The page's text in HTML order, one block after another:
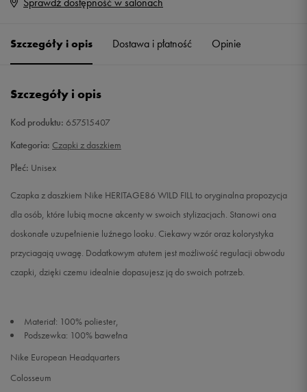
Rozmiary EU
ONE SIZE
Szczegóły i opis Dostawa i płatność Opinie
Szczegóły i opis
Kod produktu: 657515407
Kategoria: Czapki z daszkiem
Płeć: Unisex
Czapka z daszkiem Nike HERITAGE86 WILD FILL to oryginalna propozycja
dla osób, które lubią mocne akcenty w swoich stylizacjach. Stanowi ona
doskonałe uzupełnienie luźnego looku. Ciekawy wzór oraz kolorystyka
przyciagają uwagę. Dodatkowym atutem jest możliwość regulacji obwodu
czapki, dzięki czemu idealnie dopasujesz ją do swoich potrzeb.
Materiał: 100% poliester,
Podszewka: 100% bawełna
Nike European Headquarters
Colosseum